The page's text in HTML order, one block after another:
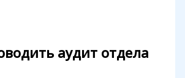
аудит отдела